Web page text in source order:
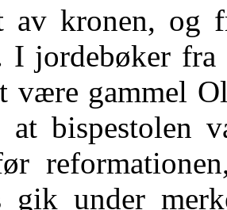
av kronen, og
I jordebøker
være gammel
bispestolen
gik under